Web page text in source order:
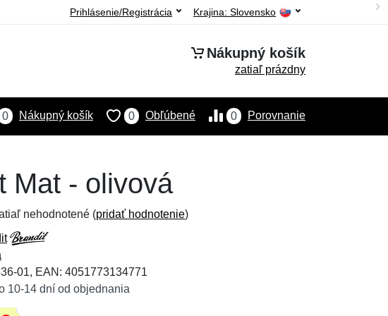
Krajina: Slovensko
Prihlásenie/Registrácia
Nákupný košík
zatiaľ prázdny
0 Porovnanie
0 Obľúbené
0 Nákupný košík
Mat - olivová
nehodnotené (pridať hodnotenie)
01, EAN: 4051773134771
10-14 dní od objednania